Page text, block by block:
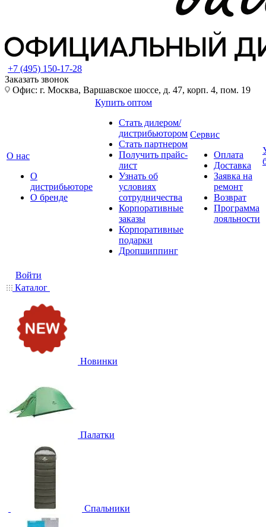
+7 (495) 150-17-28
Заказать звонок
Офис: г. Москва, Варшавское шоссе, д. 47, корп. 4, пом. 19
О нас
О
дистрибьюторе
О бренде
Купить оптом
Стать дилером/
дистрибьютором
Стать партнером
Получить прайс-
лист
Узнать об
условиях
сотрудничества
Корпоративные
заказы
Корпоративные
подарки
Дропшиппинг
Сервис
Оплата
Доставка
Заявка на
ремонт
Возврат
Программа
лояльности
Войти
Каталог
Новинки
Палатки
Спальники